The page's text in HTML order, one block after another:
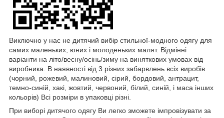
Виключно у нас не дитячий вибір стильної-модного одягу для
самих маленьких, юних і молоденьких малят. Відмінні
варіанти на літо/весну/осінь/зиму на виняткових умовах від
виробника. В наявності від 3 різних забарвлень всіх виробів
(чорний, рожевий, малиновий, сірий, бордовий, антрацит,
темно-синій, хакі, жовтий, червоний, білий, синій, і маса інших
кольорів) Всі розміри в упаковці різні.
При виборі дитячого одягу Ви легко зможете імпровізувати за